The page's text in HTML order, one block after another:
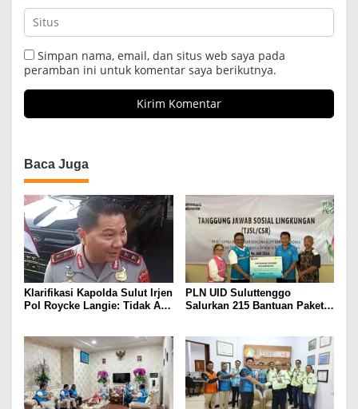
Simpan nama, email, dan situs web saya pada
peramban ini untuk komentar saya berikutnya.
Baca Juga
Klarifikasi Kapolda Sulut Irjen
Pol Roycke Langie: Tidak Ada
Undang
PLN UID Suluttenggo
Salurkan 215 Bantuan Paket
Bencana di Tamako